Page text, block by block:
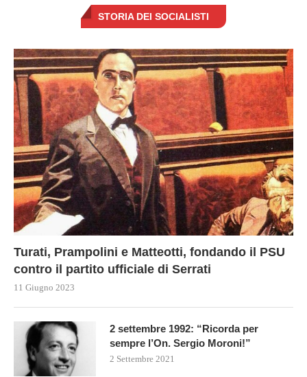
STORIA DEI SOCIALISTI
Turati, Prampolini e Matteotti, fondando il PSU
contro il partito ufficiale di Serrati
11 Giugno 2023
2 settembre 1992: “Ricorda per
sempre l’On. Sergio Moroni!”
2 Settembre 2021